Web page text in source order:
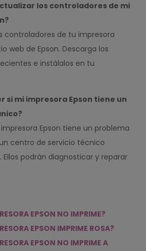
los controladores de mi
controladores de tu impresora
web de Epson. Descarga los
e instálalos en tu
si mi impresora Epson tiene un
Epson tiene un problema
centro de servicio técnico
Ellos podrán diagnosticar y reparar
EPSON NO IMPRIME?
EPSON IMPRIME ROSA?
EPSON NO IMPRIME A